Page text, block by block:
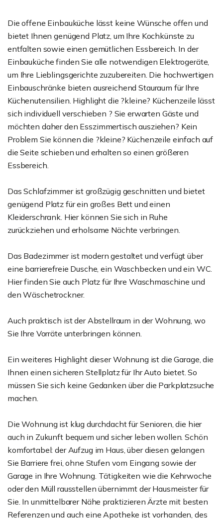
Die offene Einbauküche lässt keine Wünsche offen und
bietet Ihnen genügend Platz, um Ihre Kochkünste zu
entfalten sowie einen gemütlichen Essbereich. In der
Einbauküche finden Sie alle notwendigen Elektrogeräte,
um Ihre Lieblingsgerichte zuzubereiten. Die hochwertigen
Einbauschränke bieten ausreichend Stauraum für Ihre
Küchenutensilien. Highlight die ?kleine? Küchenzeile lässt
sich individuell verschieben ? Sie erwarten Gäste und
möchten daher den Esszimmertisch ausziehen? Kein
Problem Sie können die ?kleine? Küchenzeile einfach auf
die Seite schieben und erhalten so einen größeren
Essbereich.
Das Schlafzimmer ist großzügig geschnitten und bietet
genügend Platz für ein großes Bett und einen
Kleiderschrank. Hier können Sie sich in Ruhe
zurückziehen und erholsame Nächte verbringen.
Das Badezimmer ist modern gestaltet und verfügt über
eine barrierefreie Dusche, ein Waschbecken und ein WC.
Hier finden Sie auch Platz für Ihre Waschmaschine und
den Wäschetrockner.
Auch praktisch ist der Abstellraum in der Wohnung, wo
Sie Ihre Vorräte unterbringen können.
Ein weiteres Highlight dieser Wohnung ist die Garage, die
Ihnen einen sicheren Stellplatz für Ihr Auto bietet. So
müssen Sie sich keine Gedanken über die Parkplatzsuche
machen.
Die Wohnung ist klug durchdacht für Senioren, die hier
auch in Zukunft bequem und sicher leben wollen. Schön
komfortabel: der Aufzug im Haus, über diesen gelangen
Sie Barriere frei, ohne Stufen vom Eingang sowie der
Garage in Ihre Wohnung. Tätigkeiten wie die Kehrwoche
oder den Müll rausstellen übernimmt der Hausmeister für
Sie. In unmittelbarer Nähe praktizieren Ärzte mit besten
Referenzen und auch eine Apotheke ist vorhanden, des